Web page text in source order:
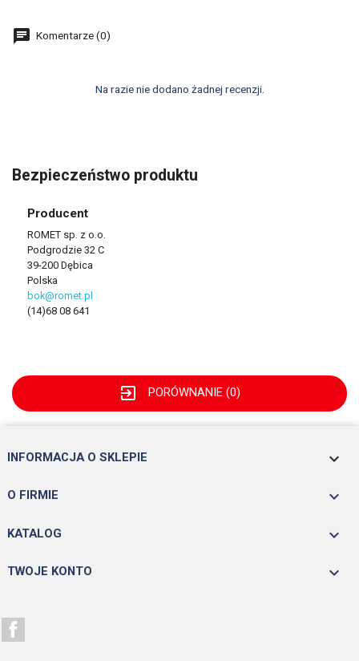
Komentarze (0)
Na razie nie dodano żadnej recenzji.
Bezpieczeństwo produktu
Producent
ROMET sp. z o.o.
Podgrodzie 32 C
39-200 Dębica
Polska
bok@romet.pl
(14)68 08 641
exit_to_app PORÓWNANIE (0)
INFORMACJA O SKLEPIE keyboard_arrow_down
O FIRMIE 
KATALOG 
TWOJE KONTO 